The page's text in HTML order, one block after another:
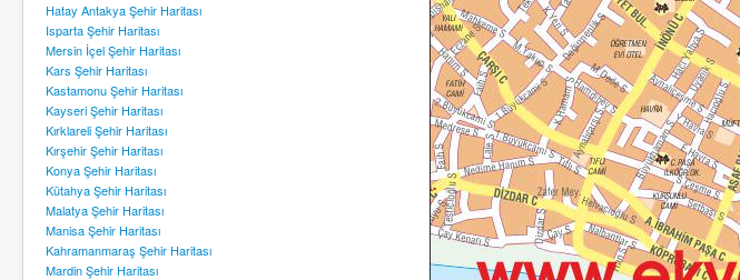
Hatay Antakya Şehir Haritası
Isparta Şehir Haritası
Mersin İçel Şehir Haritası
Kars Şehir Haritası
Kastamonu Şehir Haritası
Kayseri Şehir Haritası
Kırklareli Şehir Haritası
Kırşehir Şehir Haritası
Konya Şehir Haritası
Kütahya Şehir Haritası
Malatya Şehir Haritası
Manisa Şehir Haritası
Kahramanmaraş Şehir Haritası
Mardin Şehir Haritası